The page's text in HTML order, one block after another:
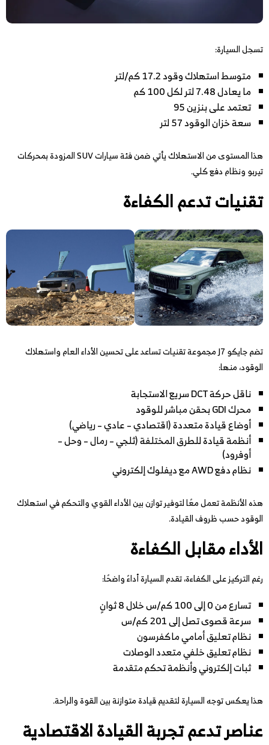
تسجل السيارة:
متوسط استهلاك وقود 17.2 كم/لتر
ما يعادل 7.48 لتر لكل 100 كم
تعتمد على بنزين 95
سعة خزان الوقود 57 لتر
هذا المستوى من الاستهلاك يأتي ضمن فئة سيارات SUV المزودة بمحركات
تيربو ونظام دفع كلي.
تقنيات تدعم الكفاءة
تضم جايكو J7 مجموعة تقنيات تساعد على تحسين الأداء العام واستهلاك
الوقود، منها:
ناقل حركة DCT سريع الاستجابة
محرك GDI بحقن مباشر للوقود
أوضاع قيادة متعددة (اقتصادي – عادي – رياضي)
أنظمة قيادة للطرق المختلفة (ثلجي – رمال – وحل –
أوفرود)
نظام دفع AWD مع ديفلوك إلكتروني
هذه الأنظمة تعمل معًا لتوفير توازن بين الأداء القوي والتحكم في استهلاك
الوقود حسب ظروف القيادة.
الأداء مقابل الكفاءة
رغم التركيز على الكفاءة، تقدم السيارة أداءً واضحًا:
تسارع من 0 إلى 100 كم/س خلال 8 ثوانٍ
سرعة قصوى تصل إلى 201 كم/س
نظام تعليق أمامي ماكفرسون
نظام تعليق خلفي متعدد الوصلات
ثبات إلكتروني وأنظمة تحكم متقدمة
هذا يعكس توجه السيارة لتقديم قيادة متوازنة بين القوة والراحة.
عناصر تدعم تجربة القيادة الاقتصادية